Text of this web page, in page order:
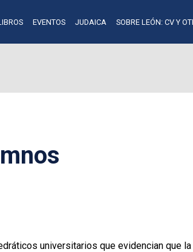
EVENTOS JUDAICA SOBRE LEÓN: CV Y
universitarios que evidencian que